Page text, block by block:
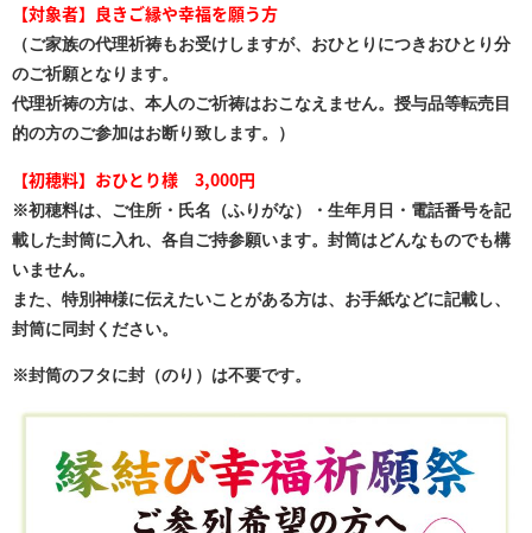
【対象者】 良きご縁や幸福を願う方
（ご家族の代理祈祷もお受けしますが、おひとりにつきおひとり分
のご祈願となります。
代理祈祷の方は、本人のご祈祷はおこなえません。授与品等転売目
的の方のご参加はお断り致します。）
【初穂料】おひとり様 3,000円
※初穂料は、ご住所・氏名（ふりがな）・生年月日・電話番号を記
載した封筒に入れ、各自ご持参願います。封筒はどんなものでも構
いません。
また、特別神様に伝えたいことがある方は、お手紙などに記載し、
封筒に同封ください。
※封筒のフタに封（のり）は不要です。